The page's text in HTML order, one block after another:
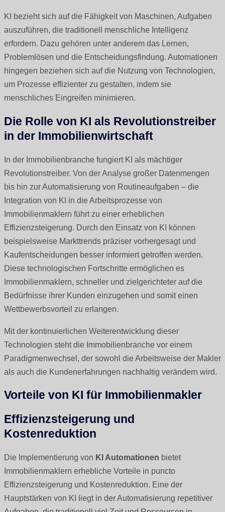
KI bezieht sich auf die Fähigkeit von Maschinen, Aufgaben
auszuführen, die traditionell menschliche Intelligenz
erfordern. Dazu gehören unter anderem das Lernen,
Problemlösen und die Entscheidungsfindung. Automationen
hingegen beziehen sich auf die Nutzung von Technologien,
um Prozesse effizienter zu gestalten, indem sie
menschliches Eingreifen minimieren.
Die Rolle von KI als Revolutionstreiber
in der Immobilienwirtschaft
In der Immobilienbranche fungiert KI als mächtiger
Revolutionstreiber. Von der Analyse großer Datenmengen
bis hin zur Automatisierung von Routineaufgaben – die
Integration von KI in die Arbeitsprozesse von
Immobilienmaklern führt zu einer erheblichen
Effizienzsteigerung. Durch den Einsatz von KI können
beispielsweise Markttrends präziser vorhergesagt und
Kaufentscheidungen besser informiert getroffen werden.
Diese technologischen Fortschritte ermöglichen es
Immobilienmaklern, schneller und zielgerichteter auf die
Bedürfnisse ihrer Kunden einzugehen und somit einen
Wettbewerbsvorteil zu erlangen.
Mit der kontinuierlichen Weiterentwicklung dieser
Technologien steht die Immobilienbranche vor einem
Paradigmenwechsel, der sowohl die Arbeitsweise der Makler
als auch die Kundenerfahrungen nachhaltig verändern wird.
Vorteile von KI für Immobilienmakler
Effizienzsteigerung und
Kostenreduktion
Die Implementierung von KI Automationen bietet
Immobilienmaklern erhebliche Vorteile in puncto
Effizienzsteigerung und Kostenreduktion. Eine der
Hauptstärken von KI liegt in der Automatisierung repetitiver